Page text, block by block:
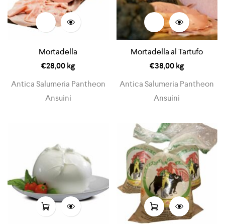
Mortadella
€28,00kg
Antica Salumeria Pantheon
Ansuini
Mortadella al Tartufo
€38,00kg
Antica Salumeria Pantheon
Ansuini